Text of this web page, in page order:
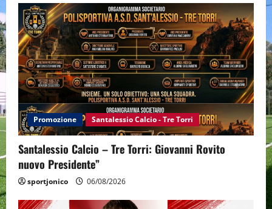
Promozione Santalessio Calcio - Tre Torri
Santalessio Calcio – Tre Torri: Giovanni Rovito
nuovo Presidente”
sportjonico 06/08/2026